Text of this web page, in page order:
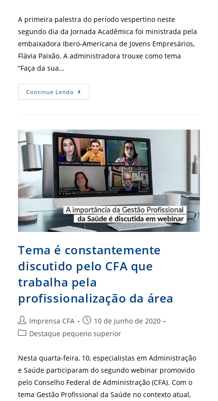
A primeira palestra do período vespertino neste
segundo dia da Jornada Acadêmica foi ministrada pela
embaixadora Ibero-Americana de Jovens Empresários,
Flávia Paixão. A administradora trouxe como tema
“Faça da sua…
Continue Lendo Além
De
Também
O
Emocional
Tema é constantemente
discutido pelo CFA que
trabalha pela
profissionalização da área
Autor
do
Imprensa CFA
Post
publicado:
10 de junho de 2020
Categoria
Destaque pequeno superior
Nesta quarta-feira, 10, especialistas em Administração
e Saúde participaram do segundo webinar promovido
pelo Conselho Federal de Administração (CFA). Com o
tema Gestão Profissional da Saúde no contexto atual,